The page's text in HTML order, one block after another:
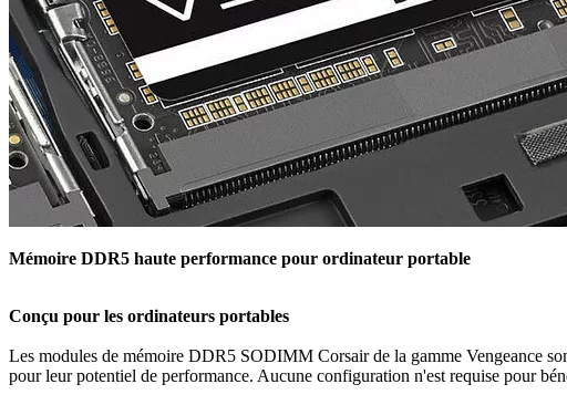
Mémoire DDR5 haute performance pour ordinateur portable
Conçu pour les ordinateurs portables
Les modules de mémoire DDR5 SODIMM Corsair de la gamme Vengeance
pour leur potentiel de performance. Aucune configuration n'est requise pour